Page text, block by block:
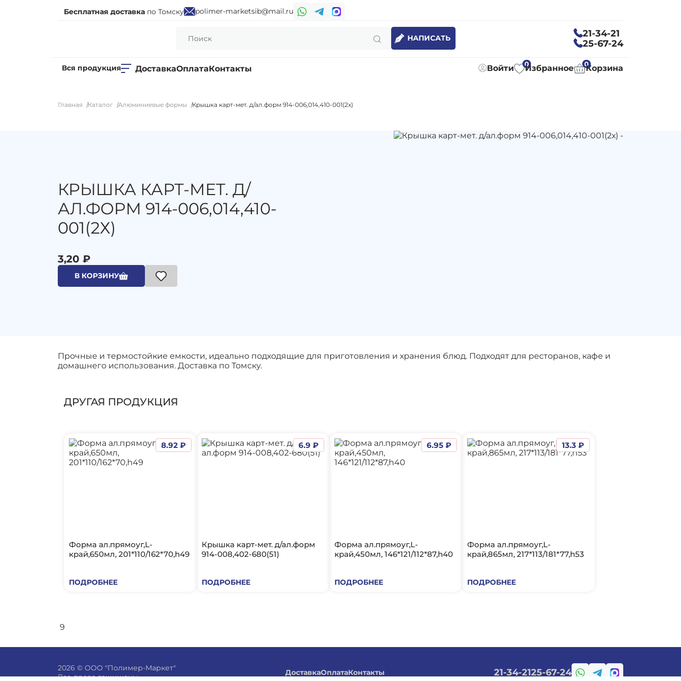
Бесплатная доставка по Томску polimer-marketsib@mail.ru
НАПИСАТЬ
21-34-21
25-67-24
Вся продукция ДоставкаОплатаКонтакты Войти 0
Избранное 0Корзина
Главная Каталог Алюминиевые формы Крышка карт-мет. д/ал.форм 914-006,014,410-001(2х)
КРЫШКА КАРТ-МЕТ. Д/
АЛ.ФОРМ 914-006,014,410-
001(2Х)
3,20 ₽
В КОРЗИНУ
Прочные и термостойкие емкости, идеально подходящие для приготовления и хранения блюд. Подходят для ресторанов, кафе и
домашнего использования. Доставка по Томску.
ДРУГАЯ ПРОДУКЦИЯ
Форма ал.прямоуг,L-
край,650мл, 201*110/162*70,h49
ПОДРОБНЕЕ
8.92 ₽
Крышка карт-мет. д/ал.форм
914-008,402-680(51)
ПОДРОБНЕЕ
6.9 ₽
Форма ал.прямоуг,L-
край,450мл, 146*121/112*87,h40
ПОДРОБНЕЕ
6.95 ₽
Форма ал.прямоуг,L-
край,865мл, 217*113/181*77,h53
ПОДРОБНЕЕ
13.3 ₽
9
2026 © ООО "Полимер-Маркет"
Все права защищены
ДоставкаОплатаКонтакты 21-34-2125-67-24